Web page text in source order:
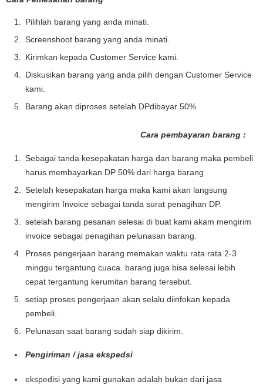
Pilihlah barang yang anda minati.
Screenshoot barang yang anda minati.
Kirimkan kepada Customer Service kami.
Diskusikan barang yang anda pilih dengan Customer Service
kami.
Barang akan diproses setelah DPdibayar 50%
Cara pembayaran barang :
Sebagai tanda kesepakatan harga dan barang maka pembeli
harus membayarkan DP 50% dari harga barang
Setelah kesepakatan harga maka kami akan langsung
mengirim Invoice sebagai tanda surat penagihan DP.
setelah barang pesanan selesai di buat kami akam mengirim
invoice sebagai penagihan pelunasan barang.
Proses pengerjaan barang memakan waktu rata rata 2-3
minggu tergantung cuaca. barang juga bisa selesai lebih
cepat tergantung kerumitan barang tersebut.
setiap proses pengerjaan akan selalu diinfokan kepada
pembeli.
Pelunasan saat barang sudah siap dikirim.
Pengiriman / jasa ekspedsi
ekspedisi yang kami gunakan adalah bukan dari jasa